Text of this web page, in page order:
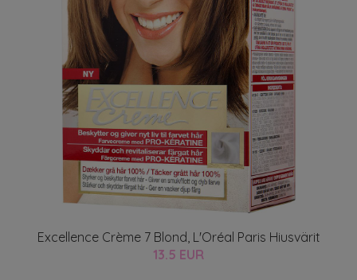
Excellence Crème 7 Blond, L'Oréal Paris Hiusvärit
13.5 EUR